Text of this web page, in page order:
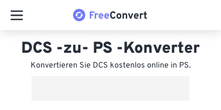
DCS -zu- PS -Konverter
Konvertieren Sie DCS kostenlos online in PS.